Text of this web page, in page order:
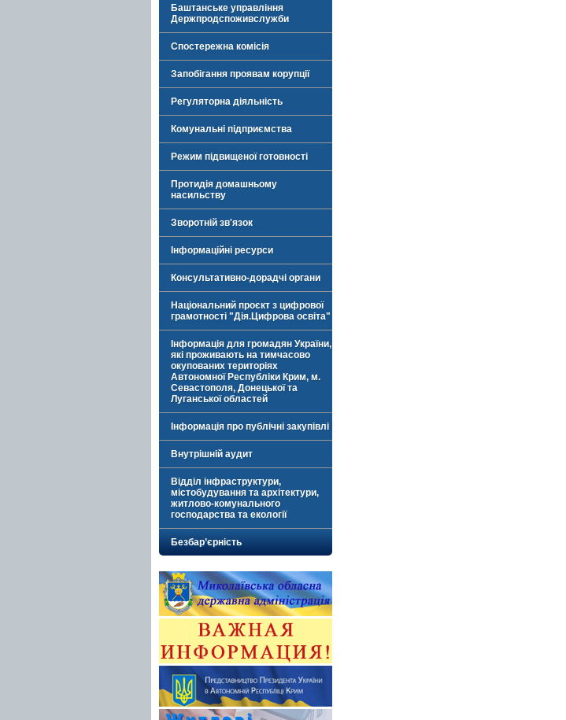
Баштанське управління
Держпродспоживслужби
Спостережна комісія
Запобігання проявам корупції
Регуляторна діяльність
Комунальні підприємства
Режим підвищеної готовності
Протидія домашньому
насильству
Зворотній зв'язок
Інформаційні ресурси
Консультативно-дорадчі органи
Національний проєкт з цифрової
грамотності "Дія.Цифрова освіта"
Інформація для громадян України,
які проживають на тимчасово
окупованих територіях
Автономної Республіки Крим, м.
Севастополя, Донецької та
Луганської областей
Інформація про публічні закупівлі
Внутрішній аудит
Відділ інфраструктури,
містобудування та архітектури,
житлово-комунального
господарства та екології
Безбар’єрність